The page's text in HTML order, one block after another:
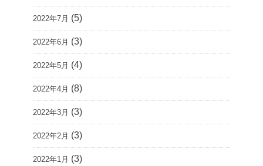
2022年7月 (5)
2022年6月 (3)
2022年5月 (4)
2022年4月 (8)
2022年3月 (3)
2022年2月 (3)
2022年1月 (3)